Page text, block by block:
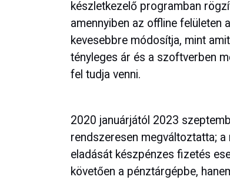
készletkezelő programban
amennyiben az offline felületen
kevesebbre módosítja, mint
tényleges ár és a szoftverben
fel tudja venni.
2020 januárjától 2023
rendszeresen megváltoztatta;
eladását készpénzes fizetés
követően a pénztárgépbe,